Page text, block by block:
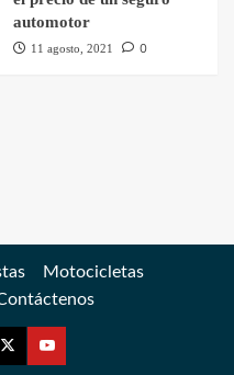
automotor
11 agosto, 2021 0
Motocicletas